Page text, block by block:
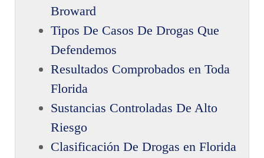
Broward
Tipos De Casos De Drogas Que
Defendemos
Resultados Comprobados en Toda
Florida
Sustancias Controladas De Alto
Riesgo
Clasificación De Drogas en Florida